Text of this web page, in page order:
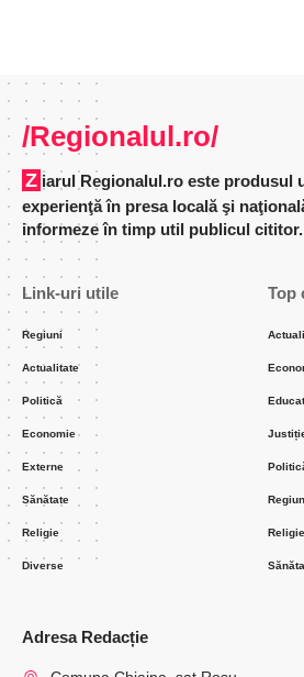
/Regionalul.ro/
Ziarul Regionalul.ro este produsul unei echipe cu
experienţă în presa locală şi
informeze în timp util publicul cititor.
Link-uri utile
Regiuni
Actualitate
Politică
Economie
Externe
Sănătate
Religie
Diverse
Top
Religie
Adresa Redacție